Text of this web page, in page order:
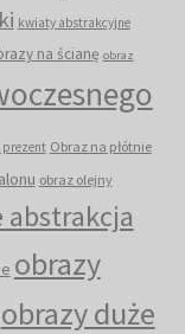
kwiaty abstrakcyjne
na ścianę obraz
prezent Obraz na płótnie
obraz olejny
abstrakcja
obrazy
obrazy duże